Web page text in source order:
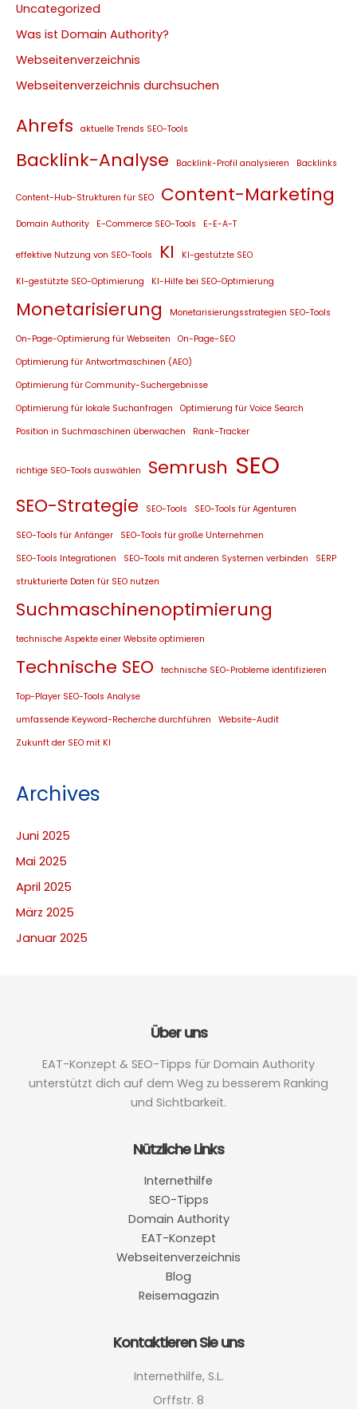
Uncategorized
Was ist Domain Authority?
Webseitenverzeichnis
Webseitenverzeichnis durchsuchen
Ahrefs aktuelle Trends SEO-Tools
Backlink-Analyse Backlink-Profil analysieren Backlinks
Content-Hub-Strukturen für SEO Content-Marketing
Domain Authority E-Commerce SEO-Tools E-E-A-T
effektive Nutzung von SEO-Tools KI KI-gestützte SEO
KI-gestützte SEO-Optimierung KI-Hilfe bei SEO-Optimierung
Monetarisierung Monetarisierungsstrategien SEO-Tools
On-Page-Optimierung für Webseiten
On-Page-SEO
Optimierung für Antwortmaschinen (AEO)
Optimierung für Community-Suchergebnisse
Optimierung für lokale Suchanfragen
Optimierung für Voice Search
Position in Suchmaschinen überwachen
Rank-Tracker
richtige SEO-Tools auswählen Semrush SEO
SEO-Strategie SEO-Tools SEO-Tools für Agenturen
SEO-Tools für Anfänger
SEO-Tools für große Unternehmen
SEO-Tools Integrationen
SEO-Tools mit anderen Systemen verbinden
SERP
strukturierte Daten für SEO nutzen
Suchmaschinenoptimierung
technische Aspekte einer Website optimieren
Technische SEO technische SEO-Probleme identifizieren
Top-Player SEO-Tools Analyse
umfassende Keyword-Recherche durchführen
Website-Audit
Zukunft der SEO mit KI
Archives
Juni 2025
Mai 2025
April 2025
März 2025
Januar 2025
Über uns
EAT-Konzept & SEO-Tipps für Domain Authority
unterstützt dich auf dem Weg zu besserem Ranking
und Sichtbarkeit.
Nützliche Links
Internethilfe
SEO-Tipps
Domain Authority
EAT-Konzept
Webseitenverzeichnis
Blog
Reisemagazin
Kontaktieren Sie uns
Internethilfe, S.L.
Orffstr. 8